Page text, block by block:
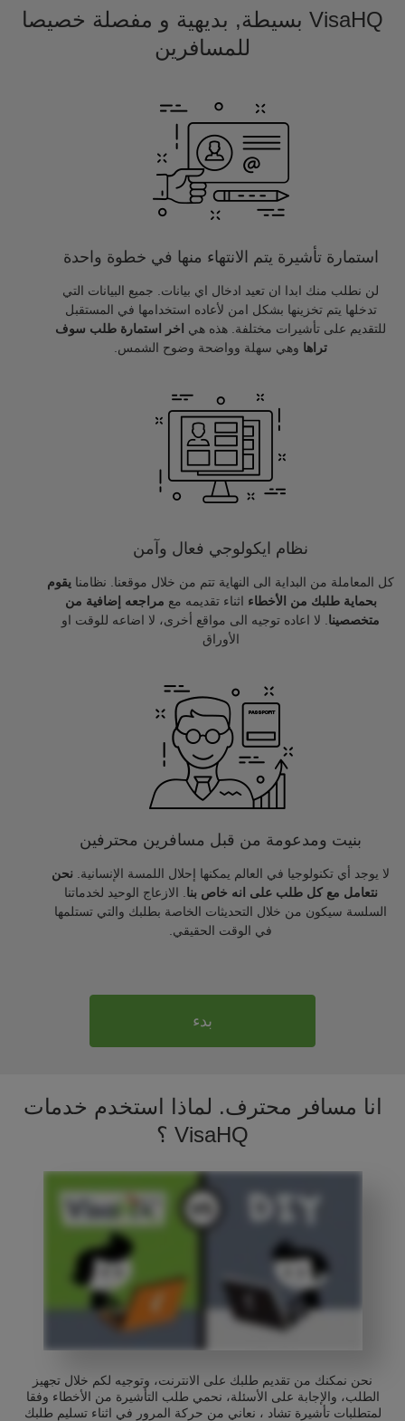
VisaHQ بسيطة, بديهية و مفصلة خصيصا
للمسافرين
استمارة تأشيرة يتم الانتهاء منها في خطوة واحدة
لن نطلب منك ابدا ان تعيد ادخال اي بيانات. جميع البيانات التي
تدخلها يتم تخزينها بشكل امن لأعاده استخدامها في المستقبل
للتقديم على تأشيرات مختلفة. هذه هي
اخر استمارة طلب سوف
تراها وهي سهلة وواضحة وضوح الشمس.
نظام ايكولوجي فعال وآمن
كل المعاملة من البداية الى النهاية تتم من خلال موقعنا. نظامنا يقوم
بحماية طلبك من الأخطاء اثناء تقديمه مع مراجعه إضافية من
متخصصينا . لا اعاده توجيه الى مواقع أخرى، لا اضاعه للوقت او
الأوراق
بنيت ومدعومة من قبل مسافرين محترفين
لا يوجد أي تكنولوجيا في العالم يمكنها إحلال اللمسة الإنسانية. نحن
نتعامل مع كل طلب على انه خاص بنا . الازعاج الوحيد لخدماتنا
السلسة سيكون من خلال التحديثات الخاصة بطلبك والتي تستلمها
في الوقت الحقيقي.
بدء
انا مسافر محترف. لماذا استخدم خدمات
VisaHQ ؟
نحن نمكنك من تقديم طلبك على الانترنت، وتوجيه لكم خلال تجهيز
الطلب، والإجابة على الأسئلة، نحمي طلب التأشيرة من الأخطاء وفقا
لمتطلبات تأشيرة تشاد ، نعاني من حركة المرور في اثناء تسليم طلبك